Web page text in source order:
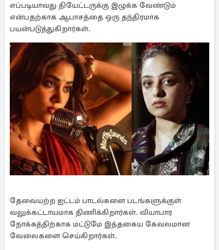
எப்படியாவது தியேட்டருக்கு இழுக்க வேண்டும்
என்பதற்காக ஆபாசத்தை ஒரு தந்திரமாக
பயன்படுத்துகிறார்கள்.
தேவையற்ற ஐட்டம் பாடல்களை படங்களுக்குள்
வலுக்கட்டாயமாக திணிக்கிறார்கள். வியாபார
நோக்கத்திற்காக மட்டுமே இத்தகைய கேவலமான
வேலைகளை செய்கிறார்கள்.